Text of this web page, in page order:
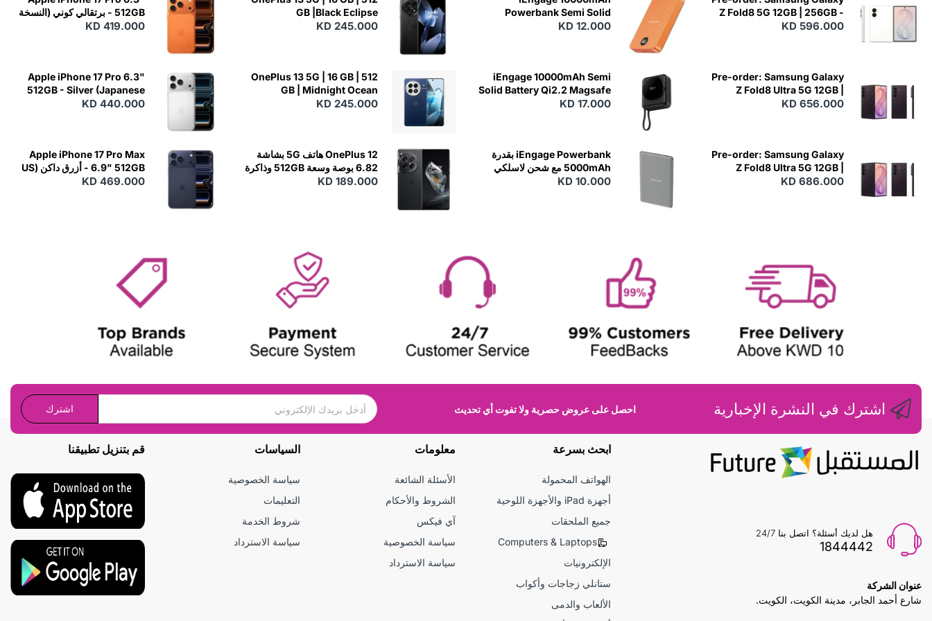
Z Fold8 5G 12GB | 256GB -
Cream
KD 596.000
Pre-order: Samsung Galaxy
Z Fold8 Ultra 5G 12GB |
256GB - Violet Shadow
KD 656.000
Pre-order: Samsung Galaxy
Z Fold8 Ultra 5G 12GB |
512GB - Violet Shadow
KD 686.000
Powerbank Semi Solid
Battery 20W Wireless
KD 12.000
iEngage 10000mAh Semi
Solid Battery Qi2.2 Magsafe
Powerbank مع كابلات مدمجة
KD 17.000
iEngage Powerbank بقدرة
5000mAh مع شحن لاسلكي
(15W)
KD 10.000
GB |Black Eclipse
KD 245.000
OnePlus 13 5G | 16 GB | 512
GB | Midnight Ocean
KD 245.000
OnePlus 12 هاتف 5G بشاشة
6.82 بوصة وسعة 512GB وذاكرة
RAM 16GB - Silky Black
KD 189.000
512GB - برتقالي كوني (النسخة
اليابانية)
KD 419.000
Apple iPhone 17 Pro 6.3"
512GB - Silver (Japanese
Variant)
KD 440.000
Apple iPhone 17 Pro Max
6.9" 512GB - أزرق داكن (US
Variant)
KD 469.000
اشترك في النشرة الإخبارية احصل على عروض حصرية ولا تفوت أي تحديث اشترك
هل لديك أسئلة؟ اتصل بنا 24/7
1844442
عنوان الشركة
شارع أحمد الجابر، مدينة الكويت، الكويت.
ابحث بسرعة
الهواتف المحمولة
أجهزة iPad والأجهزة اللوحية
جميع الملحقات
Computers & Laptops
الإلكترونيات
ستانلي زجاجات وأكواب
الألعاب والدمى
معلومات
الأسئلة الشائعة
الشروط والأحكام
آي فيكس
سياسة الخصوصية
سياسة الاسترداد
السياسات
سياسة الخصوصية
التعليمات
شروط الخدمة
سياسة الاسترداد
قم بتنزيل تطبيقنا